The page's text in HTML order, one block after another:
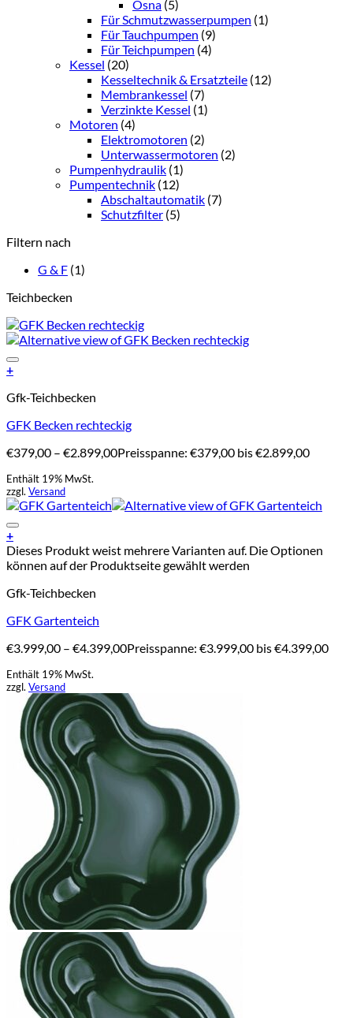
Osna (5)
Für Schmutzwasserpumpen (1)
Für Tauchpumpen (9)
Für Teichpumpen (4)
Kessel (20)
Kesseltechnik & Ersatzteile (12)
Membrankessel (7)
Verzinkte Kessel (1)
Motoren (4)
Elektromotoren (2)
Unterwassermotoren (2)
Pumpenhydraulik (1)
Pumpentechnik (12)
Abschaltautomatik (7)
Schutzfilter (5)
Filtern nach
G & F (1)
Teichbecken
+
Gfk-Teichbecken
GFK Becken rechteckig
€379,00 – €2.899,00Preisspanne: €379,00 bis €2.899,00
Enthält 19% MwSt.
zzgl. Versand
+
Dieses Produkt weist mehrere Varianten auf. Die Optionen
können auf der Produktseite gewählt werden
Gfk-Teichbecken
GFK Gartenteich
€3.999,00 – €4.399,00Preisspanne: €3.999,00 bis €4.399,00
Enthält 19% MwSt.
zzgl. Versand